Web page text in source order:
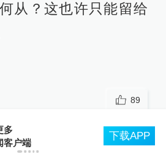
从？这也许只能留给
89
籍家庭购房社保个税缴纳年限下调为